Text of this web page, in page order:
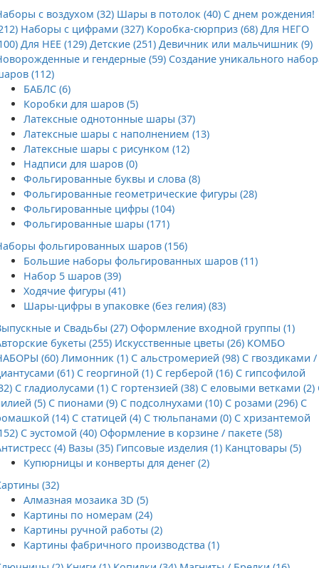
с воздухом (32) Шары в потолок (40) С днем рождения!
Наборы с цифрами (327) Коробка-сюрприз (68) Для НЕГО
Для НЕЕ (129) Детские (251) Девичник или мальчишник (9)
и гендерные (59) Создание уникального
(112)
БАБЛС (6)
Коробки для шаров (5)
Латексные однотонные шары (37)
Латексные шары с наполнением (13)
Латексные шары с рисунком (12)
Надписи для шаров (0)
Фольгированные буквы и слова (8)
Фольгированные геометрические фигуры (28)
Фольгированные цифры (104)
Фольгированные шары (171)
фольгированных шаров (156)
Большие наборы фольгированных шаров (11)
Набор 5 шаров (39)
Ходячие фигуры (41)
Шары-цифры в упаковке (без гелия) (83)
и Свадьбы (27) Оформление входной группы (1)
букеты (255) Искусственные цветы (26) КОМБО
(60) Лимонник (1) С альстромерией (98) С гвоздиками /
(61) С георгиной (1) С герберой (16) С гипсофилой
С гладиолусами (1) С гортензией (38) С еловыми ветками (2)
(5) С пионами (9) С подсолнухами (10) С розами (296) С
(14) С статицей (4) С тюльпанами (0) С хризантемой
С эустомой (40) Оформление в корзине / пакете (58)
(4) Вазы (35) Гипсовые изделия (1) Канцтовары (5)
Купюрницы и конверты для денег (2)
(32)
Алмазная мозаика 3D (5)
Картины по номерам (24)
Картины ручной работы (2)
Картины фабричного производства (1)